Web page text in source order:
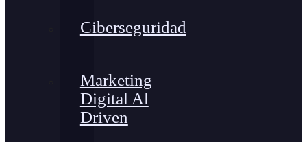
Ciberseguridad
Marketing
Digital Al
Driven